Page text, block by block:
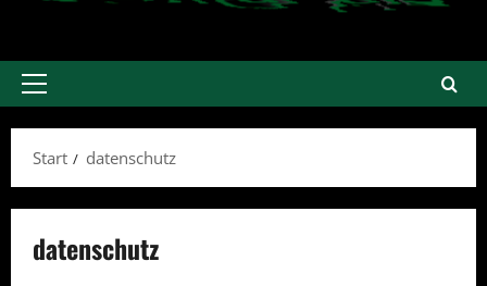
Primäres
Start
datenschutz
datenschutz